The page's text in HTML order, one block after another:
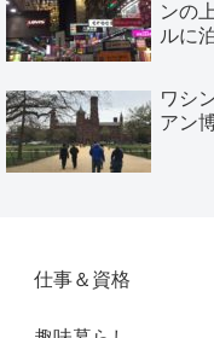
ンの
ルに
ワシ
アン
仕事＆資格